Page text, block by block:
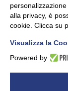
UNIDATA -
alla privacy, è
cookie. Clicca su
Visualizza la
Powered by